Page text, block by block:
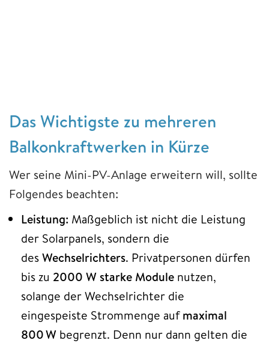
Das Wichtigste zu mehreren
Balkonkraftwerken in Kürze
Wer seine Mini-PV-Anlage erweitern will, sollte
Folgendes beachten:
Leistung: Maßgeblich ist nicht die Leistung
der Solarpanels, sondern die
desWechselrichters. Privatpersonen dürfen
bis zu 2000 W starke Module nutzen,
solange der Wechselrichter die
eingespeiste Strommenge aufmaximal
800 W begrenzt. Denn nur dann gelten die